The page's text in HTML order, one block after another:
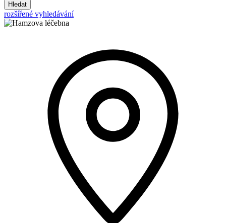
Hledat
rozšířené vyhledávání